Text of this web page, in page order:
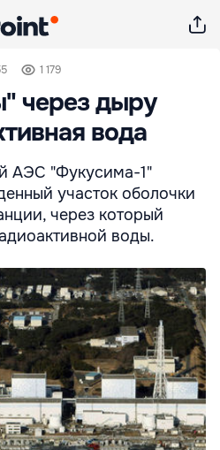
1 179
через дыру
вода
АЭС "Фукусима-1"
участок оболочки
через который
воды.